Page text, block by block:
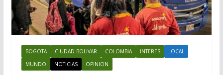
BOGOTA CIUDAD BOLIVAR COLOMBIA INTERES
LOCAL
MUNDO
NOTICIAS OPINION